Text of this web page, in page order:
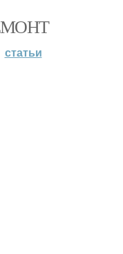
статьи